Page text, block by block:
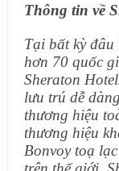
Thông tin về
Tại bất kỳ đâu
hơn 70 quốc
Sheraton
lưu trú dễ
thương hiệu
thương hiệu
Bonvoy toạ